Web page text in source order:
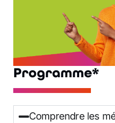
Programme*
Comprendre les